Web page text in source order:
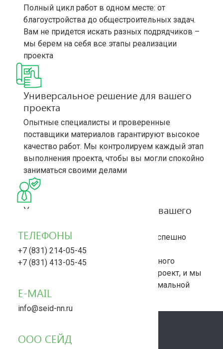
Полный цикл работ в одном месте: от
благоустройства до общестроительных задач.
Вам не придется искать разных подрядчиков –
мы берем на себя все этапы реализации
проекта
Универсальное решение для вашего
проекта
Опытные специалисты и проверенные
поставщики материалов гарантируют высокое
качество работ. Мы контролируем каждый этап
выполнения проекта, чтобы вы могли спокойно
заниматься своими делами
Универсальное решение для вашего
Многолетний опыт позволяет нам успешно
реализовывать любые задачи – от
ландшафтного дизайна до капитального
строительства. Доверьте нам ваш проект, и мы
воплотим его в реальность с максимальной
эффективностью
ТЕЛЕФОНЫ
+7 (831) 214-05-45
+7 (831) 413-05-45
E-MAIL
info@seid-nn.ru
ООО СЕЙД